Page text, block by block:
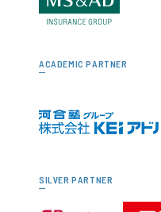
ACADEMIC PARTNER
SILVER PARTNER